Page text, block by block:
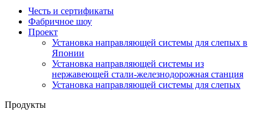
Честь и сертификаты
Фабричное шоу
Проект
Установка направляющей системы для слепых в
Японии
Установка направляющей системы из
нержавеющей стали-железнодорожная станция
Установка направляющей системы для слепых
Продукты